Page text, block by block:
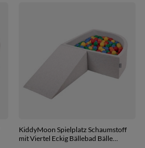
KiddyMoon Spielplatz Schaumstoff
mit Viertel Eckig Bällebad Bälle